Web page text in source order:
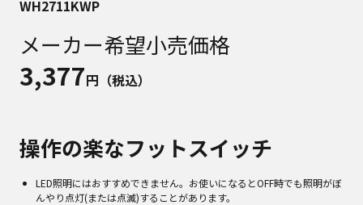
WH2711KWP
メーカー希望小売価格
3,377円（税込）
操作の楽なフットスイッチ
LED照明にはおすすめできません。お使いになるとOFF時でも照明がぼ
んやり点灯(または点滅)することがあります。